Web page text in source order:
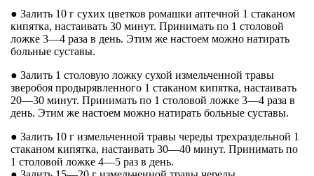
● Залить 10 г сухих цветков ромашки аптечной 1 стаканом
кипятка, настаивать 30 минут. Принимать по 1 столовой
ложке 3—4 раза в день. Этим же настоем можно натирать
больные суставы.
● Залить 1 столовую ложку сухой измельченной травы
зверобоя продырявленного 1 стаканом кипятка, настаивать
20—30 минут. Принимать по 1 столовой ложке 3—4 раза в
день. Этим же настоем можно натирать больные суставы.
● Залить 10 г измельченной травы череды трехраздельной 1
стаканом кипятка, настаивать 30—40 минут. Принимать по
1 столовой ложке 4—5 раз в день.